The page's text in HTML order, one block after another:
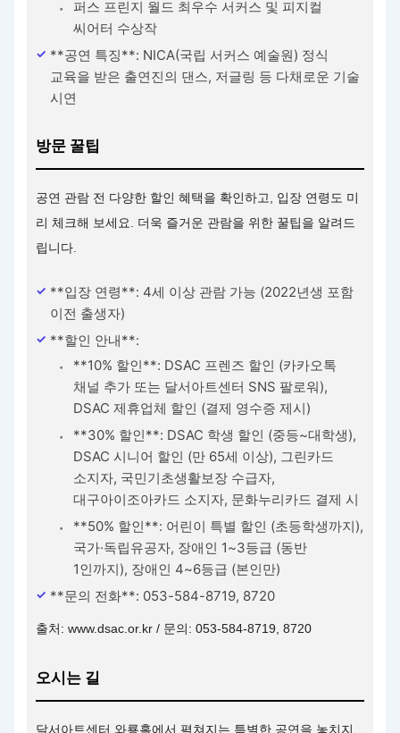
퍼스 프린지 월드 최우수 서커스 및 피지컬
씨어터 수상작
**공연 특징**: NICA(국립 서커스 예술원) 정식
교육을 받은 출연진의 댄스, 저글링 등 다채로운 기술
시연
방문 꿀팁
공연 관람 전 다양한 할인 혜택을 확인하고, 입장 연령도 미
리 체크해 보세요. 더욱 즐거운 관람을 위한 꿀팁을 알려드
립니다.
**입장 연령**: 4세 이상 관람 가능 (2022년생 포함
이전 출생자)
**할인 안내**:
**10% 할인**: DSAC 프렌즈 할인 (카카오톡
채널 추가 또는 달서아트센터 SNS 팔로워),
DSAC 제휴업체 할인 (결제 영수증 제시)
**30% 할인**: DSAC 학생 할인 (중등~대학생),
DSAC 시니어 할인 (만 65세 이상), 그린카드
소지자, 국민기초생활보장 수급자,
대구아이조아카드 소지자, 문화누리카드 결제 시
**50% 할인**: 어린이 특별 할인 (초등학생까지),
국가·독립유공자, 장애인 1~3등급 (동반
1인까지), 장애인 4~6등급 (본인만)
**문의 전화**: 053-584-8719, 8720
출처: www.dsac.or.kr / 문의: 053-584-8719, 8720
오시는 길
달서아트센터 와룡홀에서 펼쳐지는 특별한 공연을 놓치지